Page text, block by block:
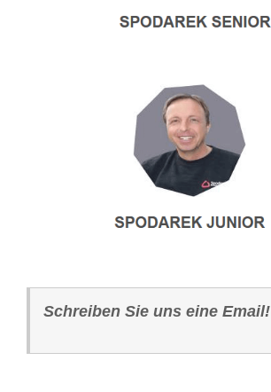
Schreiben Sie uns eine Email!